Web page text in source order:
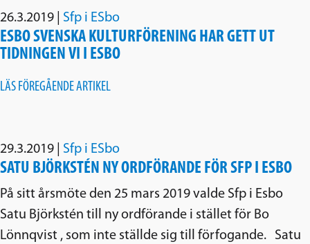
26.3.2019 Sfp i ESbo
ESBO SVENSKA KULTURFÖRENING HAR GETT UT
TIDNINGEN VI I ESBO
LÄS FÖREGÅENDE ARTIKEL
29.3.2019 Sfp i ESbo
SATU BJÖRKSTÉN NY ORDFÖRANDE FÖR SFP I ESBO
På sitt årsmöte den 25 mars 2019 valde Sfp i Esbo
Satu Björkstén till ny ordförande i stället för Bo
Lönnqvist , som inte ställde sig till förfogande. Satu